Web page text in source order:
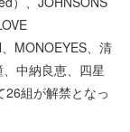
MONOEYES、清
中納良恵、四星
26組が解禁となっ